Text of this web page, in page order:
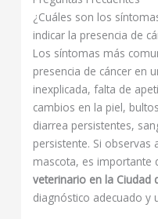
¿Cuáles son los
indicar la presencia de
Los síntomas más
presencia de cáncer en
inexplicada, falta de
cambios en la piel,
diarrea persistentes,
persistente. Si
mascota, es importante
veterinario en la Ciudad
diagnóstico adecuado y